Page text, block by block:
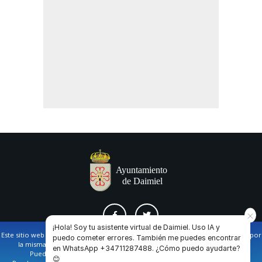
AVISO LEGAL Y POLÍTICA DE PRIVACIDAD COOKIES CONTACTO
Este sitio web utiliza cookies propias y de terceros para facilitar la navegación por
la misma y obtener datos estadísticos de la navegación de los usuarios.
Puede obtener más información en nuestrapolítica de cookies
¡Hola! Soy tu asistente virtual de Daimiel. Uso IA y
puedo cometer errores. También me puedes encontrar
en WhatsApp +34711287488. ¿Cómo puedo ayudarte?
😊